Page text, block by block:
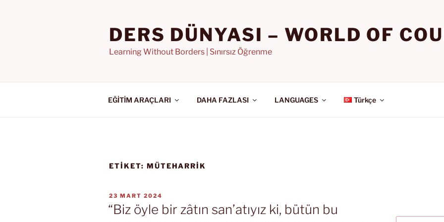
DERS DÜNYASI – WORLD OF
Learning Without Borders | Sınırsız Öğrenme
EĞİTİM ARAÇLARI DAHA FAZLASI LANGUAGES Türkçe
ETIKET: MÜTEHARRIK
YAYIM
TARIHI
23 MART 2024
“Biz öyle bir zâtın san’atıyız ki, bütün bu